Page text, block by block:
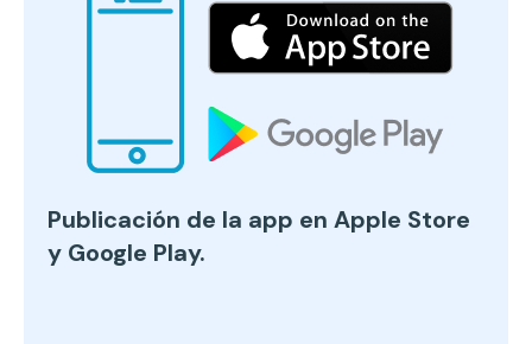
Publicación de la app en Apple Store
y Google Play.